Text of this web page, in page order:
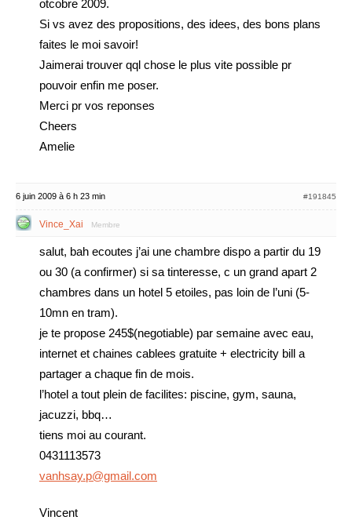
otcobre 2009.
Si vs avez des propositions, des idees, des bons plans
faites le moi savoir!
Jaimerai trouver qql chose le plus vite possible pr
pouvoir enfin me poser.
Merci pr vos reponses
Cheers
Amelie
6 juin 2009 à 6 h 23 min #191845
Vince_Xai Membre
salut, bah ecoutes j’ai une chambre dispo a partir du 19
ou 30 (a confirmer) si sa tinteresse, c un grand apart 2
chambres dans un hotel 5 etoiles, pas loin de l’uni (5-
10mn en tram).
je te propose 245$(negotiable) par semaine avec eau,
internet et chaines cablees gratuite + electricity bill a
partager a chaque fin de mois.
l’hotel a tout plein de facilites: piscine, gym, sauna,
jacuzzi, bbq…
tiens moi au courant.
0431113573
vanhsay.p@gmail.com
Vincent